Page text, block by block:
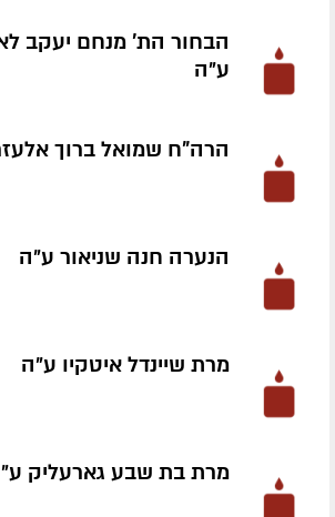
הבחור הת' מנחם יעקב
ע״ה
הרה"ח שמואל ברוך
הנערה חנה שניאור ע״ה
מרת שיינדל איטקיו ע״ה
מרת בת שבע גארעליק